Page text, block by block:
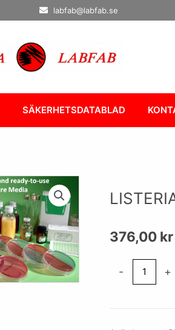
labfab@labfab.se
SÄKERHETSDATABLAD
376,00 kr
- +